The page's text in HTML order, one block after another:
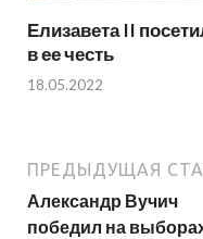
Елизавета II
в ее честь
18.05.2022
ПРЕДЫДУЩАЯ
Александр Вучич
победил на